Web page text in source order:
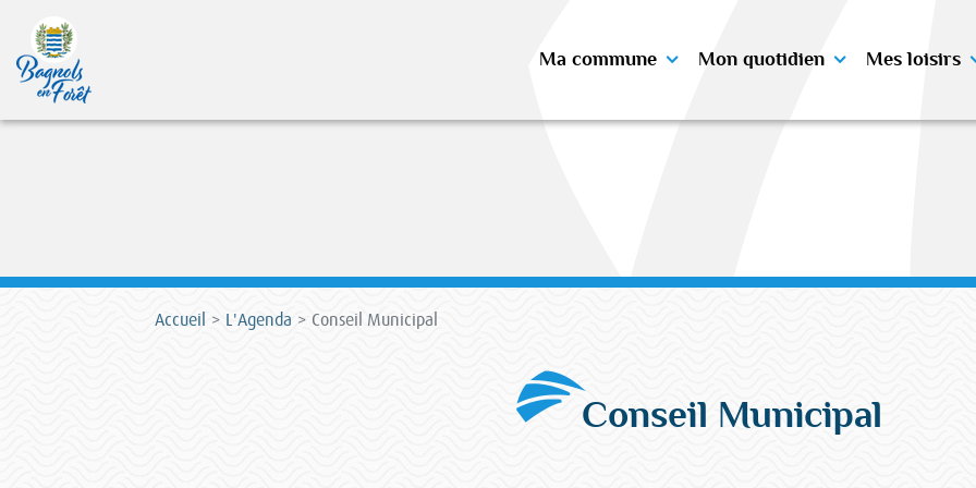
Ma commune Mon quotidien Mes loisirs
Accueil L'Agenda Conseil Municipal
Conseil Municipal